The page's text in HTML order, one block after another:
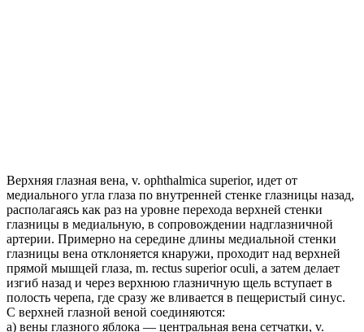
Верхняя глазная вена, v. ophthalmica superior, идет от
медиального угла глаза по внутренней стенке глазницы назад,
располагаясь как раз на уровне перехода верхней стенки
глазницы в медиальную, в сопровождении надглазничной
артерии. Примерно на середине длины медиальной стенки
глазницы вена отклоняется кнаружи, проходит над верхней
прямой мышцей глаза, m. rectus superior oculi, а затем делает
изгиб назад и через верхнюю глазничную щель вступает в
полость черепа, где сразу же вливается в пещеристый синус.
С верхней глазной веной соединяются:
а) вены глазного яблока — центральная вена сетчатки, v.